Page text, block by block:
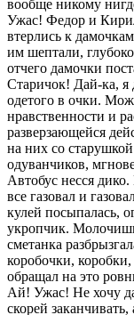
вообще никому
Ужас! Федор и
втерлись к
им шептали,
отчего дамочки
Старичок! Дай-ка, я
одетого в очки.
нравственности и
разверзающейся
на них со
одуванчиков,
Автобус несся
все газовал и
кулей посыпалась,
укропчик.
сметанка
коробочки,
обращал на это
Ай! Ужас! Не хочу
скорей